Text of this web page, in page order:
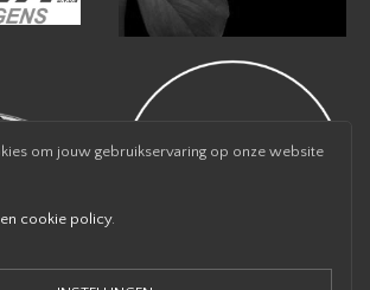
om jouw gebruikservaring op onze website
cookie policy.